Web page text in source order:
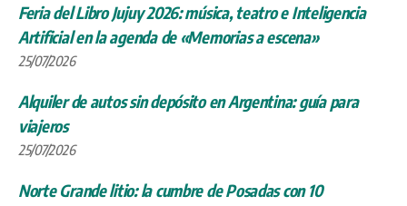
Feria del Libro Jujuy 2026: música, teatro e Inteligencia
Artificial en la agenda de «Memorias a escena»
25/07/2026
Alquiler de autos sin depósito en Argentina: guía para
viajeros
25/07/2026
Norte Grande litio: la cumbre de Posadas con 10